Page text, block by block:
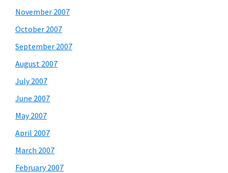
November 2007
October 2007
September 2007
August 2007
July 2007
June 2007
May 2007
April 2007
March 2007
February 2007